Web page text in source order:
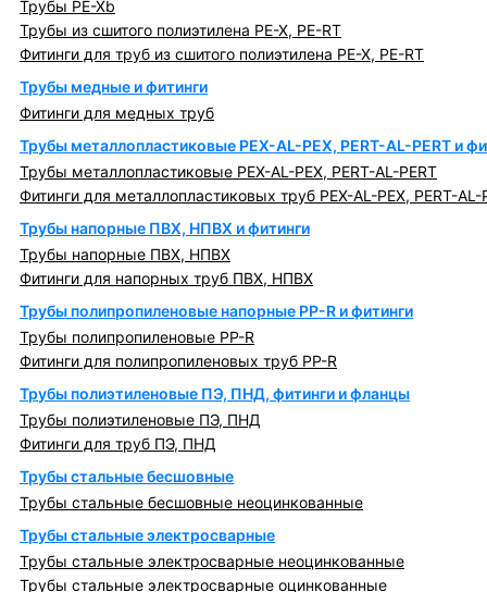
Трубы PE-Xb
Трубы из сшитого полиэтилена PE-X, PE-RT
Фитинги для труб из сшитого полиэтилена PE-X, PE-RT
Трубы медные и фитинги
Фитинги для медных труб
Трубы металлопластиковые PEX-AL-PEX, PERT-AL-PERT и
Трубы металлопластиковые PEX-AL-PEX, PERT-AL-PERT
Фитинги для металлопластиковых труб PEX-AL-PEX, PERT-AL-
Трубы напорные ПВХ, НПВХ и фитинги
Трубы напорные ПВХ, НПВХ
Фитинги для напорных труб ПВХ, НПВХ
Трубы полипропиленовые напорные PP-R и фитинги
Трубы полипропиленовые PP-R
Фитинги для полипропиленовых труб PP-R
Трубы полиэтиленовые ПЭ, ПНД, фитинги и фланцы
Трубы полиэтиленовые ПЭ, ПНД
Фитинги для труб ПЭ, ПНД
Трубы стальные бесшовные
Трубы стальные бесшовные неоцинкованные
Трубы стальные электросварные
Трубы стальные электросварные неоцинкованные
Трубы стальные электросварные оцинкованные